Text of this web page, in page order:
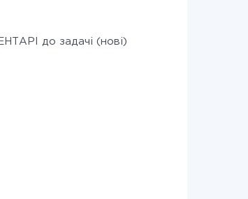
до задачі (нові)